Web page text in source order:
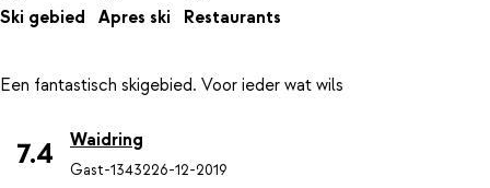
Ski gebied Apres ski Restaurants
7.4 Waidring
Gast-1343226-12-2019